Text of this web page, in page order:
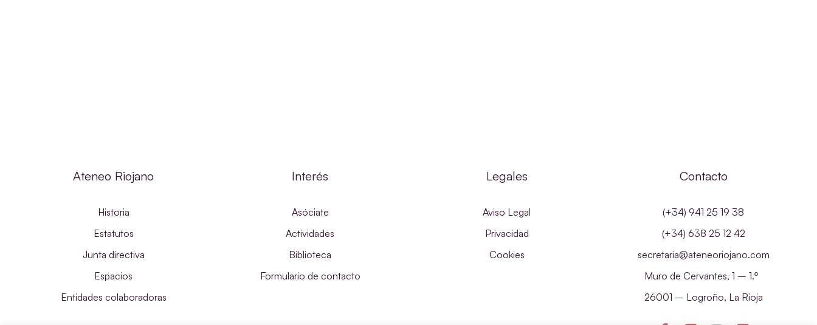
Ateneo Riojano
Historia
Estatutos
Junta directiva
Espacios
Entidades colaboradoras
Interés
Asóciate
Actividades
Biblioteca
Formulario de contacto
Legales
Aviso Legal
Privacidad
Cookies
Contacto
(+34) 941 25 19 38
(+34) 638 25 12 42
secretaria@ateneoriojano.com
Muro de Cervantes, 1 – 1.º
26001 – Logroño, La Rioja